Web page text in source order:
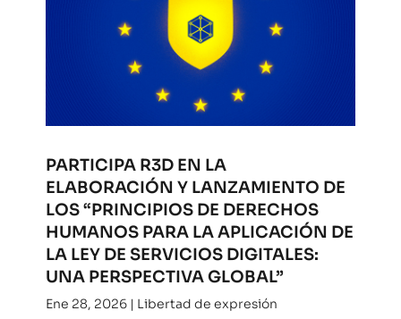
PARTICIPA R3D EN LA
ELABORACIÓN Y LANZAMIENTO DE
LOS “PRINCIPIOS DE DERECHOS
HUMANOS PARA LA APLICACIÓN DE
LA LEY DE SERVICIOS DIGITALES:
UNA PERSPECTIVA GLOBAL”
Ene 28, 2026| Libertad de expresión